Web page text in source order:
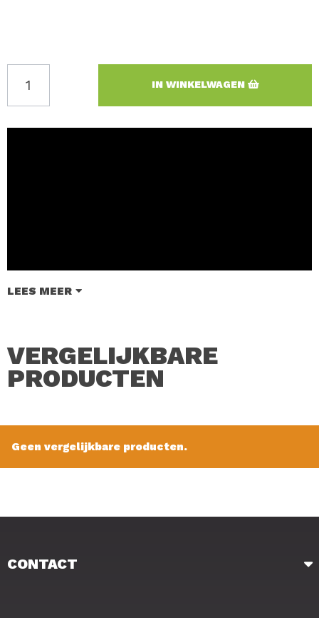
IN WINKELWAGEN
Matrix Rig and Storage Cases Large, heeft ruimte voor
Verkrijgbaar in Small en Large.
Type: Rig and Storage Cases
LEES MEER
VERGELIJKBARE
PRODUCTEN
Geen vergelijkbare producten.
CONTACT